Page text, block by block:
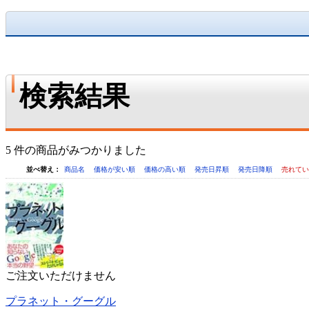
検索結果
5 件の商品がみつかりました
並べ替え： 商品名 価格が安い順 価格の高い順 発売日昇順 発売日降順 売れて
ご注文いただけません
プラネット・グーグル